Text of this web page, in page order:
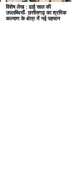
विशेष लेख : ढाई साल की
उपलब्धियाँ- छत्तीसगढ़ का श्रमिक
कल्याण के क्षेत्र में नई पहचान